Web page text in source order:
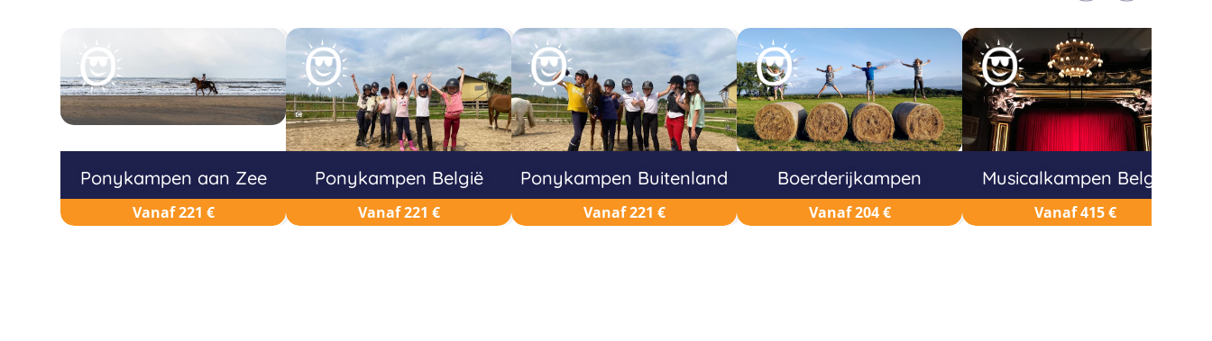
Ponykampen aan Zee
Vanaf 221 €
Ponykampen België
Vanaf 221 €
Ponykampen Buitenland
Vanaf 221 €
Boerderijkampen
Vanaf 204 €
Musicalkampen België
Vanaf 415 €